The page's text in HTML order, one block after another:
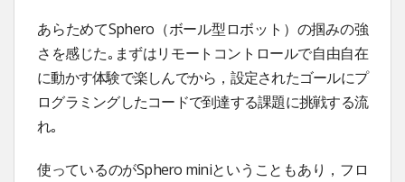
あらためてSphero（ボール型ロボット）の掴みの強
さを感じた｡まずはリモートコントロールで自由自在
に動かす体験で楽しんでから，設定されたゴールにプ
ログラミングしたコードで到達する課題に挑戦する流
れ｡
使っているのがSphero miniということもあり，フロ